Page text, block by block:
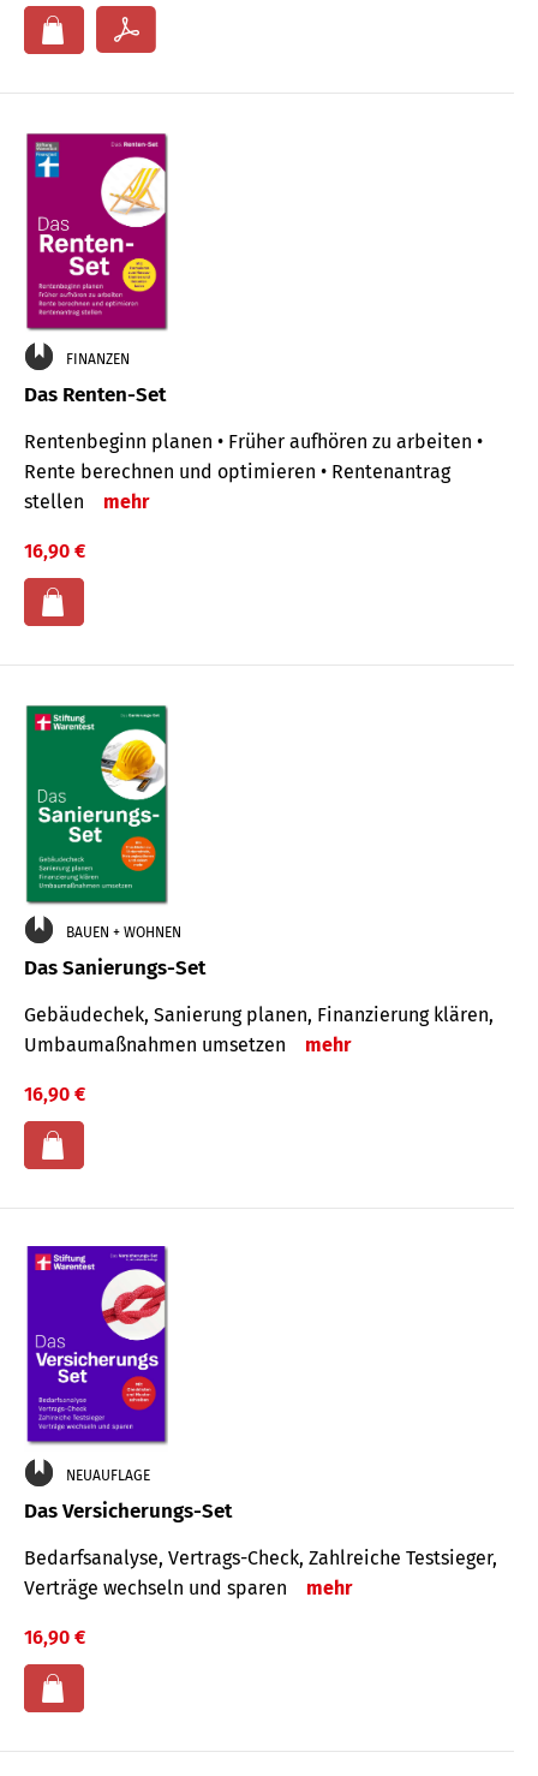
FINANZEN
Das Renten-Set
Rentenbeginn planen • Früher aufhören zu arbeiten •
Rente berechnen und optimieren • Rentenantrag
stellen
mehr
16,90 €
BAUEN + WOHNEN
Das Sanierungs-Set
Gebäudechek, Sanierung planen, Finanzierung klären,
Umbaumaßnahmen umsetzen
mehr
16,90 €
NEUAUFLAGE
Das Versicherungs-Set
Bedarfsanalyse, Vertrags-Check, Zahlreiche Testsieger,
Verträge wechseln und sparen
mehr
16,90 €